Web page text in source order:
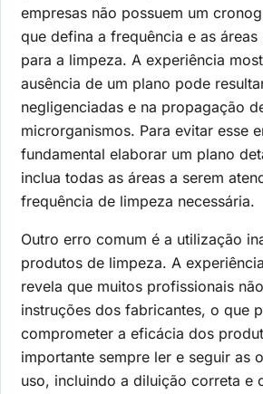
empresas não possuem um
que defina a frequência e as
para a limpeza. A experiência
ausência de um plano pode
negligenciadas e na propagação
microrganismos. Para evitar esse
fundamental elaborar um plano
inclua todas as áreas a serem
frequência de limpeza necessária.
Outro erro comum é a utilização
produtos de limpeza. A
revela que muitos profissionais
instruções dos fabricantes, o que
comprometer a eficácia dos
importante sempre ler e seguir as
uso, incluindo a diluição correta e